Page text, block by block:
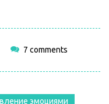
7 comments
эмоциями